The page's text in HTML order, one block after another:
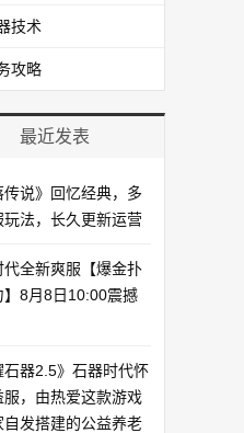
技术
攻略
最近发表
传说》回忆经典，多
玩法，长久更新运营
代全新爽服【爆金扑
】8月8日10:00震撼
石器2.5》石器时代怀
服，由热爱这款游戏
自发搭建的公益养老